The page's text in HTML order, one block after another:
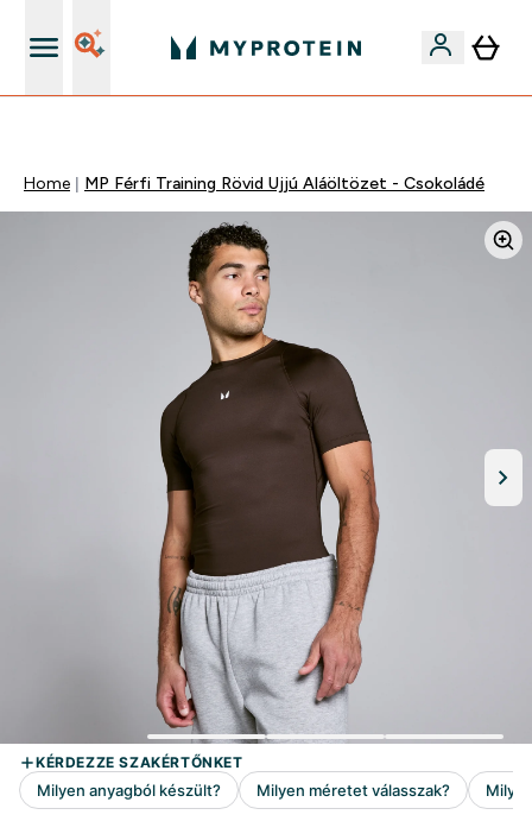
Home MP Férfi Training Rövid Ujjú Aláöltözet - Csokoládé